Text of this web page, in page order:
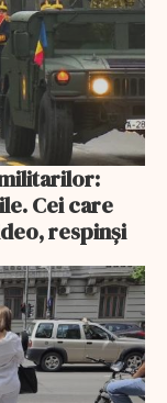
Cei care
respinşi